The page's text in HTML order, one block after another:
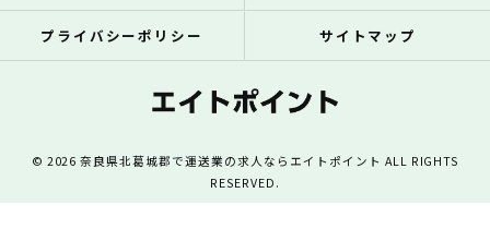
プライバシーポリシー サイトマップ
© 2026 奈良県北葛城郡で運送業の求人ならエイトポイント ALL RIGHTS
RESERVED.